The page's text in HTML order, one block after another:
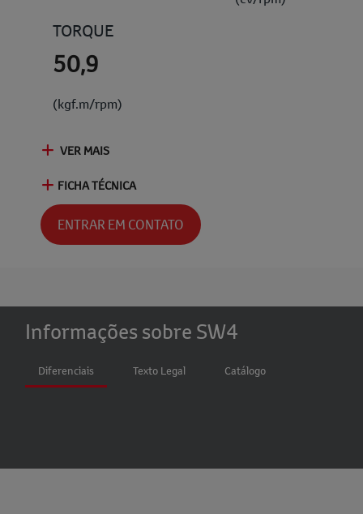
TORQUE
50,9
(kgf.m/rpm)
VER MAIS
FICHA TÉCNICA
ENTRAR EM CONTATO
Informações sobre SW4
Diferenciais Texto Legal Catálogo